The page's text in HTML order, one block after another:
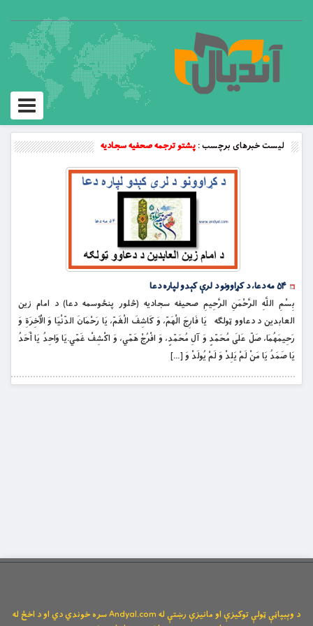
Toggle
لیست خبرهای برچسب :پشتو ترجمه صحفیه سجادیه
۵۴ مه دعا، د کړاوونو د لرې کېدو لپاره دعا
بِسْمِ اللَّهِ الرَّحْمَنِ الرَّحِيمِ صحیفه سجادیه (څلور پنځوسمه دعا) د امام زین
العابدین د دعاوو ټولګه يَا فَارِجَ الْهَمّ، وَ كَاشِفَ الْغَمّ، يَا رَحْمَانَ الدّنْيَا وَ الْ‏آخِرَةِ وَ
رَحِيمَهُمَا، صَلّ عَلَى مُحَمّدٍ وَ آلِ مُحَمّدٍ، وَ افْرُجْ هَمّي، وَ اكْشِفْ غَمّي.يَا وَاحِدُ يَا أَحَدُ
يَا صَمَدُ يَا مَنْ لَمْ يَلِدْ وَ لَمْ يُولَدْ وَ […]
د وېبپاڼې ټولې توکیزې او مانیزې رښتې له Andyal.com سره خوندي دي او د اخځ له